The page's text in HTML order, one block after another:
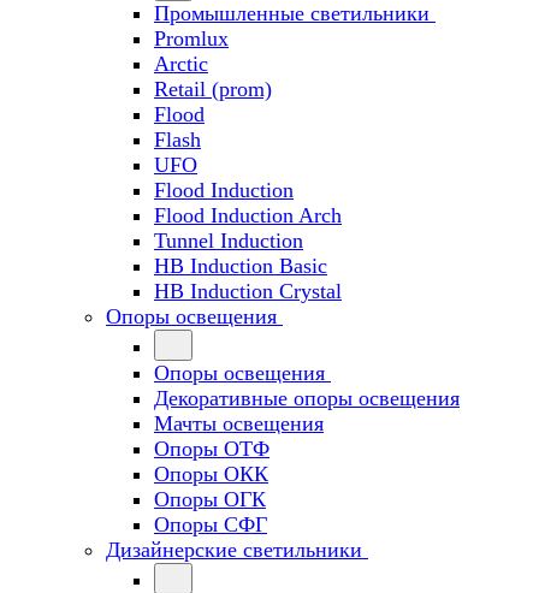
Промышленные светильники
Promlux
Arctic
Retail (prom)
Flood
Flash
UFO
Flood Induction
Flood Induction Arch
Tunnel Induction
HB Induction Basic
HB Induction Crystal
Опоры освещения
Опоры освещения
Декоративные опоры освещения
Мачты освещения
Опоры ОТФ
Опоры ОКК
Опоры ОГК
Опоры СФГ
Дизайнерские светильники